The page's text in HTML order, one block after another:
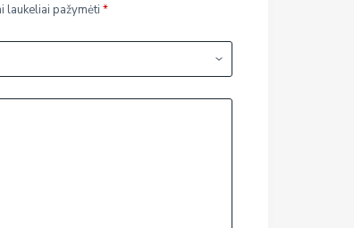
laukeliai pažymėti*